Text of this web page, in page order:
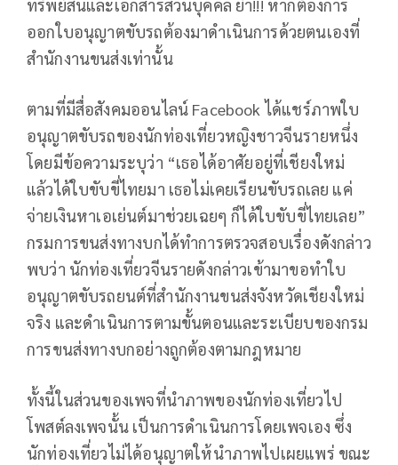
ทรัพย์สินและเอกสารส่วนบุคคล ย้ำ!!! หากต้องการ
ออกใบอนุญาตขับรถต้องมาดำเนินการด้วยตนเองที่
สำนักงานขนส่งเท่านั้น
ตามที่มีสื่อสังคมออนไลน์ Facebook ได้แชร์ภาพใบ
อนุญาตขับรถของนักท่องเที่ยวหญิงชาวจีนรายหนึ่ง
โดยมีข้อความระบุว่า “เธอได้อาศัยอยู่ที่เชียงใหม่
แล้วได้ใบขับขี่ไทยมา เธอไม่เคยเรียนขับรถเลย แค่
จ่ายเงินหาเอเย่นต์มาช่วยเฉยๆ ก็ได้ใบขับขี่ไทยเลย”
กรมการขนส่งทางบกได้ทำการตรวจสอบเรื่องดังกล่าว
พบว่า นักท่องเที่ยวจีนรายดังกล่าวเข้ามาขอทำใบ
อนุญาตขับรถยนต์ที่สำนักงานขนส่งจังหวัดเชียงใหม่
จริง และดำเนินการตามขั้นตอนและระเบียบของกรม
การขนส่งทางบกอย่างถูกต้องตามกฎหมาย
ทั้งนี้ในส่วนของเพจที่นำภาพของนักท่องเที่ยวไป
โพสต์ลงเพจนั้น เป็นการดำเนินการโดยเพจเอง ซึ่ง
นักท่องเที่ยวไม่ได้อนุญาตให้นำภาพไปเผยแพร่ ขณะ